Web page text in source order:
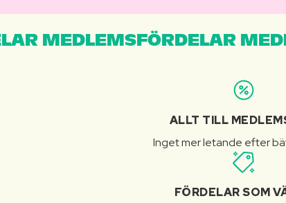
MEDLEMSFÖRDELAR
ALLT TILL
Inget mer letande efter
FÖRDELAR SOM